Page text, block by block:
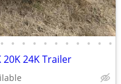
• • • • • • • • • • •
24K Trailer